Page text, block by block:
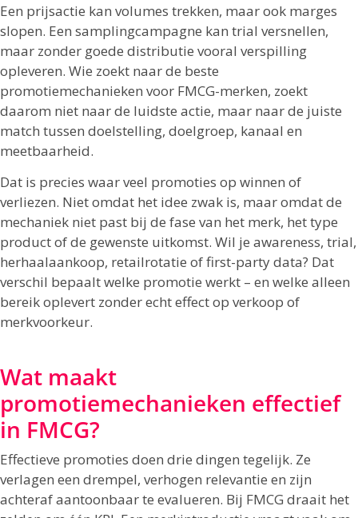
Een prijsactie kan volumes trekken, maar ook marges
slopen. Een samplingcampagne kan trial versnellen,
maar zonder goede distributie vooral verspilling
opleveren. Wie zoekt naar de beste
promotiemechanieken voor FMCG-merken, zoekt
daarom niet naar de luidste actie, maar naar de juiste
match tussen doelstelling, doelgroep, kanaal en
meetbaarheid.
Dat is precies waar veel promoties op winnen of
verliezen. Niet omdat het idee zwak is, maar omdat de
mechaniek niet past bij de fase van het merk, het type
product of de gewenste uitkomst. Wil je awareness, trial,
herhaalaankoop, retailrotatie of first-party data? Dat
verschil bepaalt welke promotie werkt – en welke alleen
bereik oplevert zonder echt effect op verkoop of
merkvoorkeur.
Wat maakt
promotiemechanieken effectief
in FMCG?
Effectieve promoties doen drie dingen tegelijk. Ze
verlagen een drempel, verhogen relevantie en zijn
achteraf aantoonbaar te evalueren. Bij FMCG draait het